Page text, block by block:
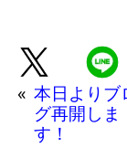
« 本日よりブ
グ再開しま
す！